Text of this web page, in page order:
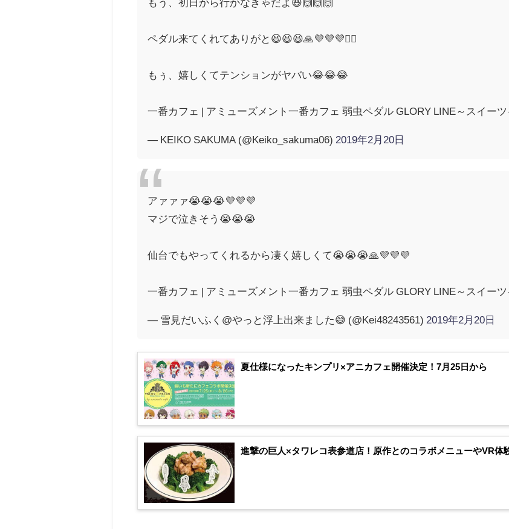
もう、初日から行かなきゃだよ😆🙌🙌🙌
ペダル来てくれてありがと😆😆😆🙏💜💜💜🚴‍♂️
もぅ、嬉しくてテンションがヤバい😂😂😂
一番カフェ | アミューズメント一番カフェ 弱虫ペダル GLORY LINE～スイー
— KEIKO SAKUMA (@Keiko_sakuma06) 2019年2月20日
アァァァ😭😭😭💜💜💜
マジで泣きそう😭😭😭
仙台でもやってくれるから凄く嬉しくて😭😭😭🙏💜💜💜
一番カフェ | アミューズメント一番カフェ 弱虫ペダル GLORY LINE～スイー
— 雪見だいふく@やっと浮上出来ました😅 (@Kei48243561) 2019年2月20日
夏仕様になったキンプリ×アニカフェ開催決定！7月25日から
進撃の巨人×タワレコ表参道店！原作とのコラボメニューやVR体